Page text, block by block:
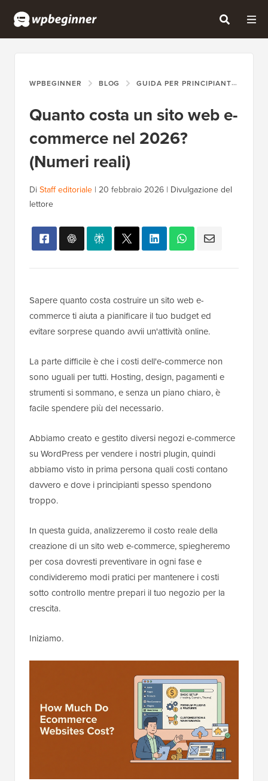
WPBEGINNER BLOG GUIDA PER PRINCIPIANTI
Quanto costa un sito web e-
commerce nel 2026?
(Numeri reali)
DiStaff editoriale | 20 febbraio 2026 | Divulgazione del
lettore
Sapere quanto costa costruire un sito web e-
commerce ti aiuta a pianificare il tuo budget ed
evitare sorprese quando avvii un'attività online.
La parte difficile è che i costi dell'e-commerce non
sono uguali per tutti. Hosting, design, pagamenti e
strumenti si sommano, e senza un piano chiaro, è
facile spendere più del necessario.
Abbiamo creato e gestito diversi negozi e-commerce
su WordPress per vendere i nostri plugin, quindi
abbiamo visto in prima persona quali costi contano
davvero e dove i principianti spesso spendono
troppo.
In questa guida, analizzeremo il costo reale della
creazione di un sito web e-commerce, spiegheremo
per cosa dovresti preventivare in ogni fase e
condivideremo modi pratici per mantenere i costi
sotto controllo mentre prepari il tuo negozio per la
crescita.
Iniziamo.